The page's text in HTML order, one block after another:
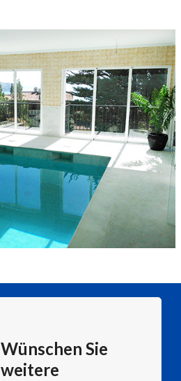
Wünschen Sie
weitere